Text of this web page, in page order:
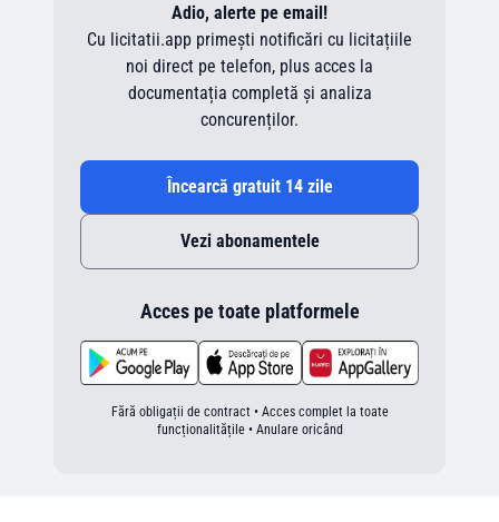
Adio, alerte pe email!
Cu licitatii.app primești notificări cu licitațiile
noi direct pe telefon, plus acces la
documentația completă și analiza
concurenților.
Încearcă gratuit 14 zile
Vezi abonamentele
Acces pe toate platformele
Fără obligații de contract • Acces complet la toate
funcționalitățile • Anulare oricând